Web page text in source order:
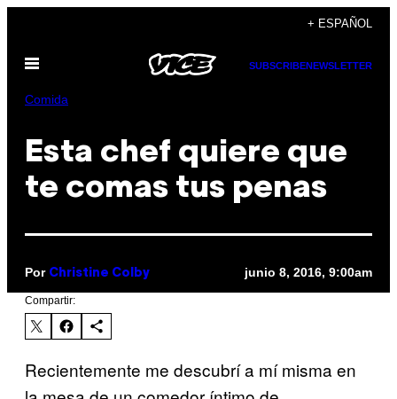
contenido
+ ESPAÑOL
Abrir
SUBSCRIBENEWSLETTER
Comida
Esta chef quiere que
te comas tus penas
Por Christine Colby junio 8, 2016, 9:00am
Compartir:
Recientemente me descubrí a mí misma en